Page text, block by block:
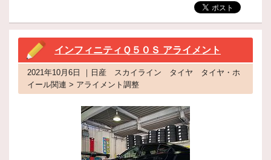
インフィニティＱ５０Ｓ アライメント
2021年10月6日 ｜日産 スカイライン タイヤ タイヤ・ホ
イール関連 > アライメント調整